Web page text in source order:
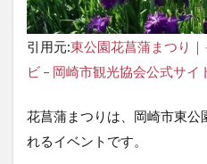
引用元:東公園花菖蒲まつり
ビ – 岡崎市観光協会公式サイ
花菖蒲まつりは、岡崎市東公
れるイベントです。